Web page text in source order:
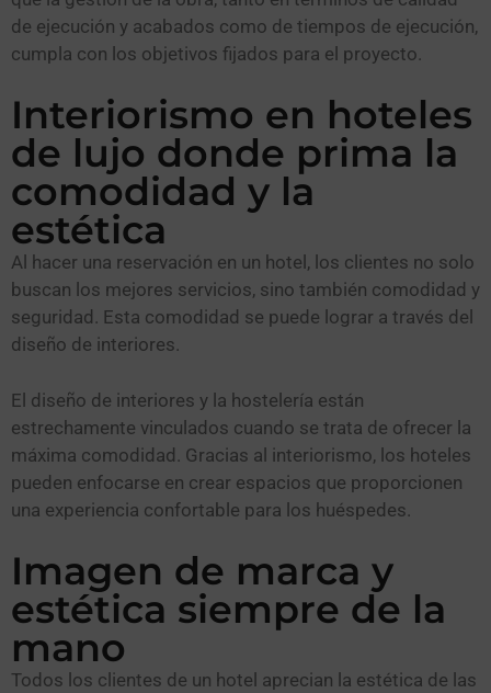
de ejecución y acabados como de tiempos de ejecución,
cumpla con los objetivos fijados para el proyecto.
Interiorismo en hoteles
de lujo donde prima la
comodidad y la
estética
Al hacer una reservación en un hotel, los clientes no solo
buscan los mejores servicios, sino también comodidad y
seguridad. Esta comodidad se puede lograr a través del
diseño de interiores.
El diseño de interiores y la hostelería están
estrechamente vinculados cuando se trata de ofrecer la
máxima comodidad. Gracias al interiorismo, los hoteles
pueden enfocarse en crear espacios que proporcionen
una experiencia confortable para los huéspedes.
Imagen de marca y
estética siempre de la
mano
Todos los clientes de un hotel aprecian la estética de las